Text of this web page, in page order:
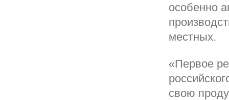
особенно
местных.
«Первое
свою